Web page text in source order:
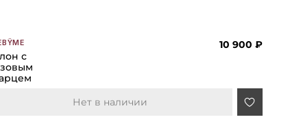
с
10 900 ₽
Нет в наличии